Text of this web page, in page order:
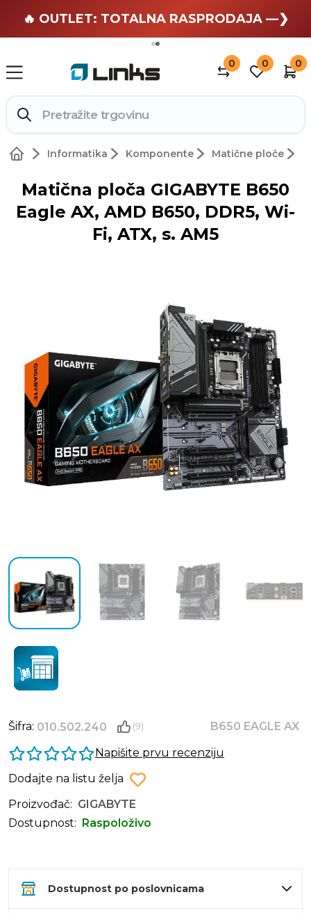
🏄 Zaslužuješ odmor —❯
🔥 OUTLET: TOTALNA RASPRODAJA —❯
0 0 0
Informatika Komponente Matične ploče
Matična ploča GIGABYTE B650
Eagle AX, AMD B650, DDR5, Wi-
Fi, ATX, s. AM5
Šifra: 010.502.240 (9)
B650 EAGLE AX
Napišite prvu recenziju
Dodajte na listu želja
Proizvođač: GIGABYTE
Dostupnost:
Raspoloživo
Dostupnost po poslovnicama